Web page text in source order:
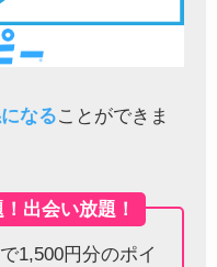
なることができま
出会い放題！
1,500円分のポイ